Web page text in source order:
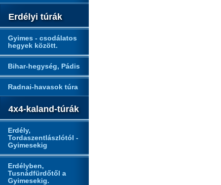
Erdélyi túrák
Gyimes - csodálatos
hegyek között.
Bihar-hegység, Pádis
Radnai-havasok túra
4x4-kaland-túrák
Erdély,
Tordaszentlászlótól -
Gyimesekig
Erdélyben,
Tusnádfürdőtől a
Gyimesekig.